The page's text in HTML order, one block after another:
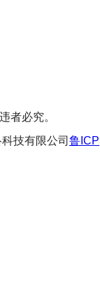
者必究。
技有限公司 鲁ICP